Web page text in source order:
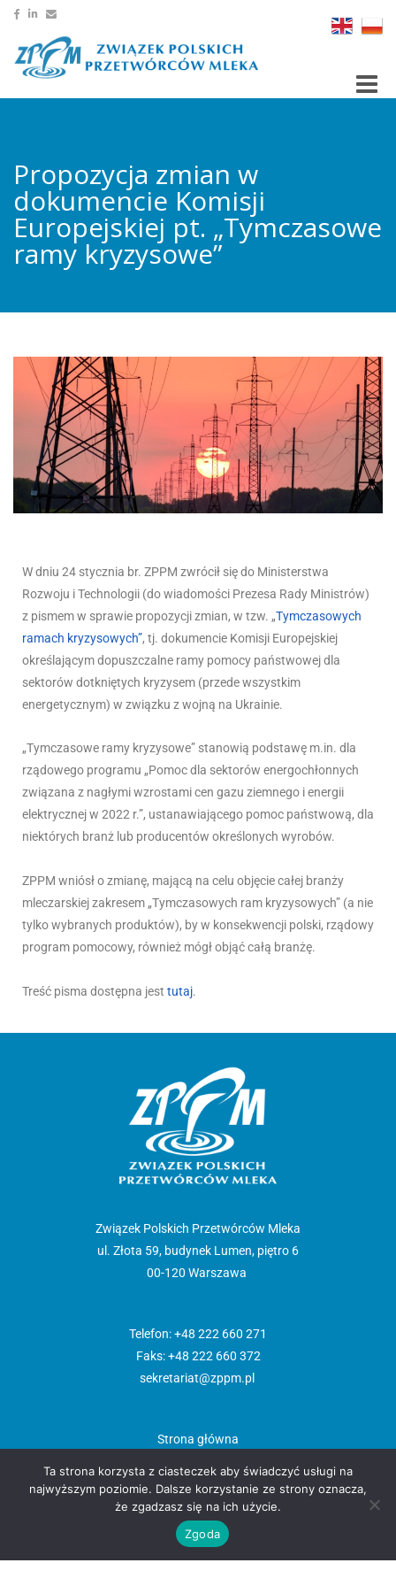
Propozycja zmian w
dokumencie Komisji
Europejskiej pt. „Tymczasowe
ramy kryzysowe”
W dniu 24 stycznia br. ZPPM zwrócił się do Ministerstwa
Rozwoju i Technologii (do wiadomości Prezesa Rady Ministrów)
z pismem w sprawie propozycji zmian, w tzw. „Tymczasowych
ramach kryzysowych”, tj. dokumencie Komisji Europejskiej
określającym dopuszczalne ramy pomocy państwowej dla
sektorów dotkniętych kryzysem (przede wszystkim
energetycznym) w związku z wojną na Ukrainie.
„Tymczasowe ramy kryzysowe” stanowią podstawę m.in. dla
rządowego programu „Pomoc dla sektorów energochłonnych
związana z nagłymi wzrostami cen gazu ziemnego i energii
elektrycznej w 2022 r.”, ustanawiającego pomoc państwową, dla
niektórych branż lub producentów określonych wyrobów.
ZPPM wniósł o zmianę, mającą na celu objęcie całej branży
mleczarskiej zakresem „Tymczasowych ram kryzysowych” (a nie
tylko wybranych produktów), by w konsekwencji polski, rządowy
program pomocowy, również mógł objąć całą branżę.
Treść pisma dostępna jest tutaj.
Związek Polskich Przetwórców Mleka
ul. Złota 59, budynek Lumen, piętro 6
00-120 Warszawa
Telefon: +48 222 660 271
Faks: +48 222 660 372
sekretariat@zppm.pl
Strona główna
O nas
Członkowie
Polityka prywatności
Materiały do pobrania
Ta strona korzysta z ciasteczek aby świadczyć usługi na
najwyższym poziomie. Dalsze korzystanie ze strony oznacza,
że zgadzasz się na ich użycie.
Zgoda